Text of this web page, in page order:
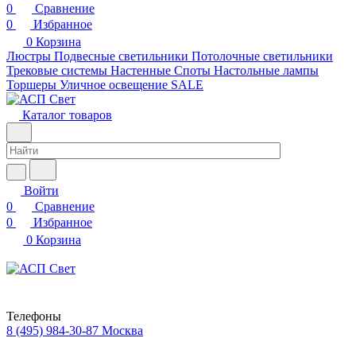
0
Сравнение
0
Избранное
0 Корзина
Люстры Подвесные светильники Потолочные светильники
Трековые системы Настенные Споты Настольные лампы
Торшеры Уличное освещение SALE
Каталог товаров
Войти
0
Сравнение
0
Избранное
0 Корзина
Телефоны
8 (495) 984-30-87 Москва